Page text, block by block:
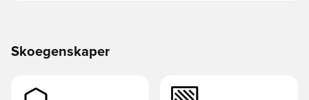
Skoegenskaper